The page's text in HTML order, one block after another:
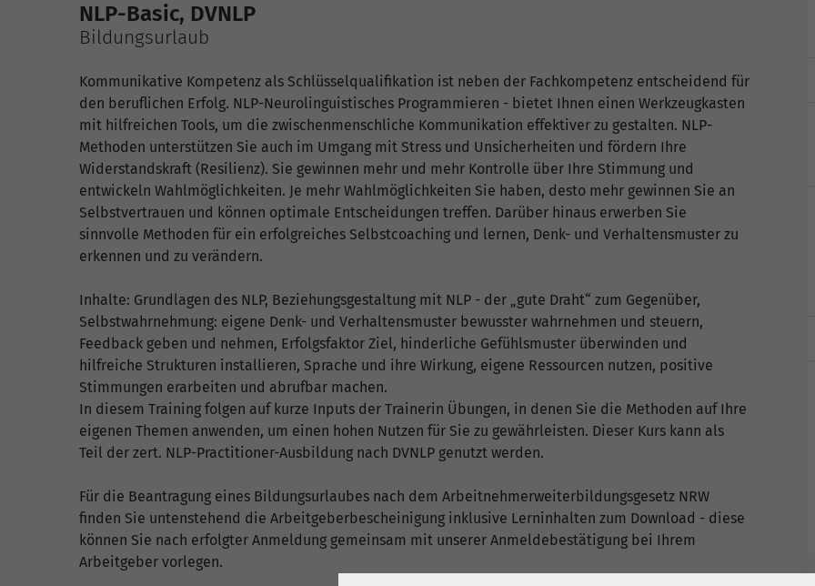
NLP-Basic, DVNLP
Bildungsurlaub
Kommunikative Kompetenz als Schlüsselqualifikation ist neben der Fachkompetenz entscheidend für
den beruflichen Erfolg. NLP-Neurolinguistisches Programmieren - bietet Ihnen einen Werkzeugkasten
mit hilfreichen Tools, um die zwischenmenschliche Kommunikation effektiver zu gestalten. NLP-
Methoden unterstützen Sie auch im Umgang mit Stress und Unsicherheiten und fördern Ihre
Widerstandskraft (Resilienz). Sie gewinnen mehr und mehr Kontrolle über Ihre Stimmung und
entwickeln Wahlmöglichkeiten. Je mehr Wahlmöglichkeiten Sie haben, desto mehr gewinnen Sie an
Selbstvertrauen und können optimale Entscheidungen treffen. Darüber hinaus erwerben Sie
sinnvolle Methoden für ein erfolgreiches Selbstcoaching und lernen, Denk- und Verhaltensmuster zu
erkennen und zu verändern.
Inhalte: Grundlagen des NLP, Beziehungsgestaltung mit NLP - der „gute Draht“ zum Gegenüber,
Selbstwahrnehmung: eigene Denk- und Verhaltensmuster bewusster wahrnehmen und steuern,
Feedback geben und nehmen, Erfolgsfaktor Ziel, hinderliche Gefühlsmuster überwinden und
hilfreiche Strukturen installieren, Sprache und ihre Wirkung, eigene Ressourcen nutzen, positive
Stimmungen erarbeiten und abrufbar machen.
In diesem Training folgen auf kurze Inputs der Trainerin Übungen, in denen Sie die Methoden auf Ihre
eigenen Themen anwenden, um einen hohen Nutzen für Sie zu gewährleisten. Dieser Kurs kann als
Teil der zert. NLP-Practitioner-Ausbildung nach DVNLP genutzt werden.
Für die Beantragung eines Bildungsurlaubes nach dem Arbeitnehmerweiterbildungsgesetz NRW
finden Sie untenstehend die Arbeitgeberbescheinigung inklusive Lerninhalten zum Download - diese
können Sie nach erfolgter Anmeldung gemeinsam mit unserer Anmeldebestätigung bei Ihrem
Arbeitgeber vorlegen.